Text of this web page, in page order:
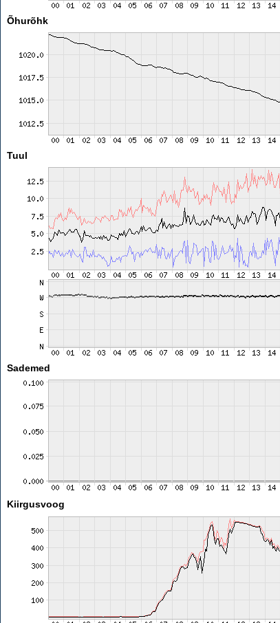
Õhurõhk
Tuul
Sademed
Kiirgusvoog